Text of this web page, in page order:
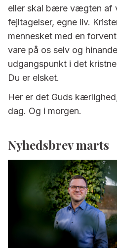
eller skal bære vægten af
fejltagelser, egne liv.
mennesket med en
vare på os selv og
udgangspunkt i det
Du er elsket.
Her er det Guds
dag. Og i morgen.
Nyhedsbrev marts